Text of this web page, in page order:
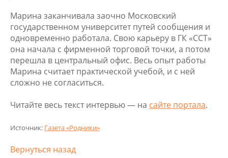
Марина заканчивала заочно Московский
государственном университет путей сообщения и
одновременно работала. Свою карьеру в ГК «ССТ»
она начала с фирменной торговой точки, а потом
перешла в центральный офис. Весь опыт работы
Марина считает практической учебой, и с ней
сложно не согласиться.
Читайте весь текст интервью — на сайте портала.
Источник: Газета «Родники»
Вернуться назад